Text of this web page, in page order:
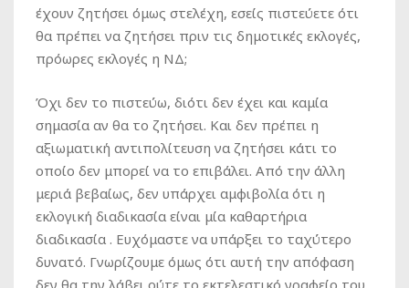
έχουν ζητήσει όμως στελέχη, εσείς πιστεύετε ότι
θα πρέπει να ζητήσει πριν τις δημοτικές εκλογές,
πρόωρες εκλογές η ΝΔ;
Όχι δεν το πιστεύω, διότι δεν έχει και καμία
σημασία αν θα το ζητήσει. Και δεν πρέπει η
αξιωματική αντιπολίτευση να ζητήσει κάτι το
οποίο δεν μπορεί να το επιβάλει. Από την άλλη
μεριά βεβαίως, δεν υπάρχει αμφιβολία ότι η
εκλογική διαδικασία είναι μία καθαρτήρια
διαδικασία . Ευχόμαστε να υπάρξει το ταχύτερο
δυνατό. Γνωρίζουμε όμως ότι αυτή την απόφαση
δεν θα την λάβει ούτε το εκτελεστικό γραφείο του